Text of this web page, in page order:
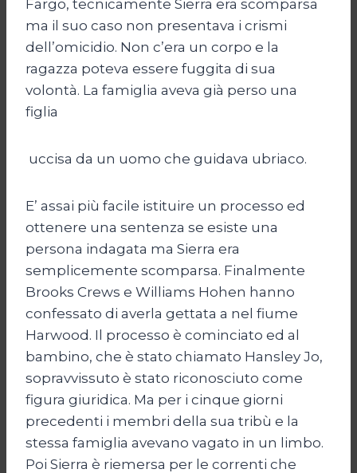
Fargo, tecnicamente Sierra era scomparsa
ma il suo caso non presentava i crismi
dell’omicidio. Non c’era un corpo e la
ragazza poteva essere fuggita di sua
volontà. La famiglia aveva già perso una
figlia
uccisa da un uomo che guidava ubriaco.
E’ assai più facile istituire un processo ed
ottenere una sentenza se esiste una
persona indagata ma Sierra era
semplicemente scomparsa. Finalmente
Brooks Crews e Williams Hohen hanno
confessato di averla gettata a nel fiume
Harwood. Il processo è cominciato ed al
bambino, che è stato chiamato Hansley Jo,
sopravvissuto è stato riconosciuto come
figura giuridica. Ma per i cinque giorni
precedenti i membri della sua tribù e la
stessa famiglia avevano vagato in un limbo.
Poi Sierra è riemersa per le correnti che